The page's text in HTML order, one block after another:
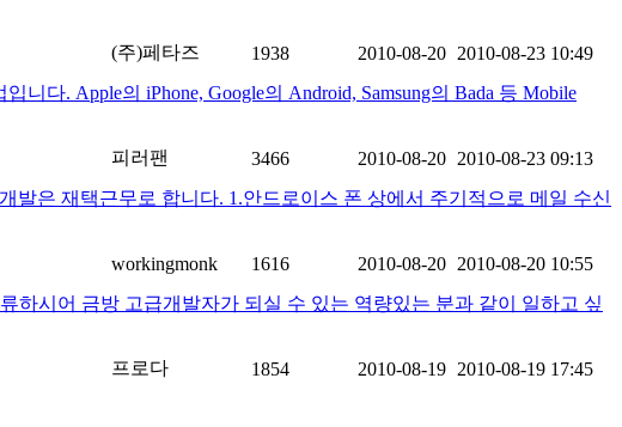
(주)페타즈 1938 2010-08-20 2010-08-23 10:49
다. Apple의 iPhone, Google의 Android, Samsung의 Bada 등 Mobile
피러팬 3466 2010-08-20 2010-08-23 09:13
은 재택근무로 합니다. 1.안드로이스 폰 상에서 주기적으로 메일 수신
workingmonk 1616 2010-08-20 2010-08-20 10:55
하시어 금방 고급개발자가 되실 수 있는 역량있는 분과 같이 일하고 싶
프로다 1854 2010-08-19 2010-08-19 17:45